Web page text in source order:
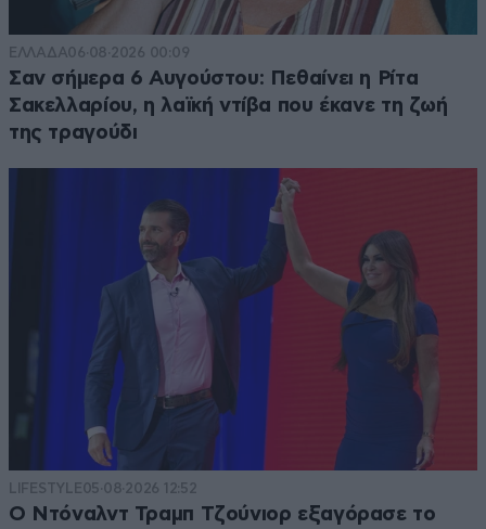
ΕΛΛΑΔΑ06·08·2026 00:09
Σαν σήμερα 6 Αυγούστου: Πεθαίνει η Ρίτα
Σακελλαρίου, η λαϊκή ντίβα που έκανε τη ζωή
της τραγούδι
LIFESTYLE05·08·2026 12:52
Ο Ντόναλντ Τραμπ Τζούνιορ εξαγόρασε το